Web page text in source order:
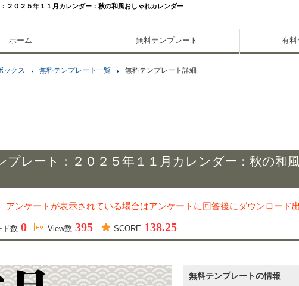
２０２５年１１月カレンダー：秋の和風おしゃれカレンダー
ホーム 無料テンプレート 有料
ックス 無料テンプレート一覧 無料テンプレート詳細
プレート：２０２５年１１月カレンダー：秋の和
アンケートが表示されている場合はアンケートに回答後にダウンロード出
ド数 0 View数 395 SCORE 138.25
無料テンプレートの情報